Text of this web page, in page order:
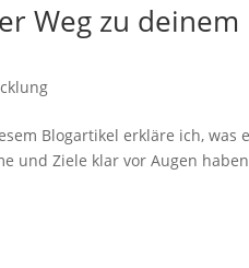
Weg zu
Blogartikel erkläre ich, was
und Ziele klar vor Augen